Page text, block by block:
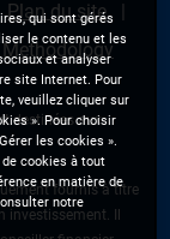
Plan du site
Methodology
destinées aux
fournis à titre
Il
qui sont gérés
le contenu et les
et analyser
site Internet. Pour
veuillez cliquer sur
». Pour choisir
les cookies ».
cookies à tout
en matière de
notre